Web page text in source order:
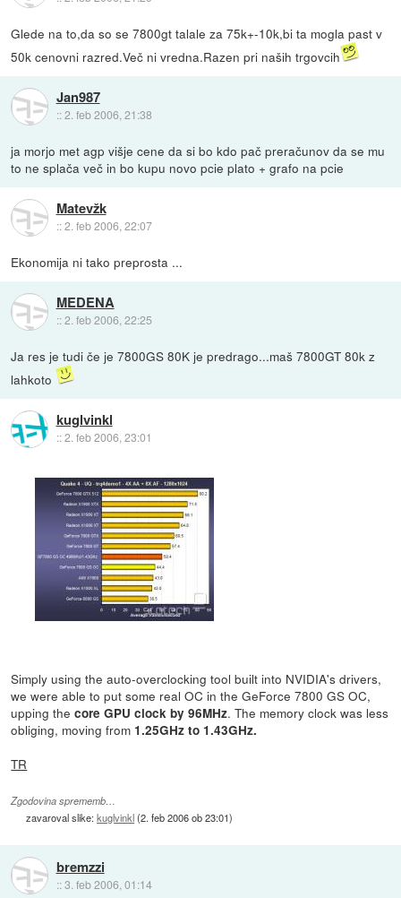
Glede na to,da so se 7800gt talale za 75k+-10k,bi ta mogla past v
50k cenovni razred.Več ni vredna.Razen pri naših trgovcih
Jan987
::2. feb 2006, 21:38
ja morjo met agp višje cene da si bo kdo pač preračunov da se mu
to ne splača več in bo kupu novo pcie plato + grafo na pcie
Matevžk
::2. feb 2006, 22:07
Ekonomija ni tako preprosta ...
MEDENA
::2. feb 2006, 22:25
Ja res je tudi če je 7800GS 80K je predrago...maš 7800GT 80k z
lahkoto
kuglvinkl
::2. feb 2006, 23:01
Simply using the auto-overclocking tool built into NVIDIA's drivers,
we were able to put some real OC in the GeForce 7800 GS OC,
upping thecore GPU clock by 96MHz. The memory clock was less
obliging, moving from 1.25GHz to 1.43GHz.
TR
Zgodovina sprememb…
zavaroval slike:kuglvinkl(2. feb 2006 ob 23:01)
bremzzi
::3. feb 2006, 01:14